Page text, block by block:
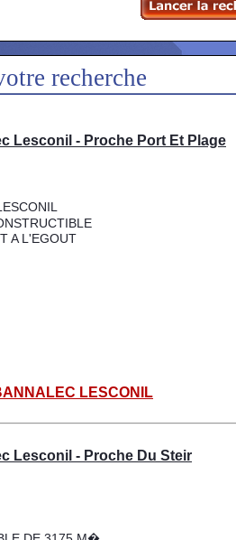
recherche
Lesconil - Proche Port Et Plage
A L'EGOUT
LESCONIL
Lesconil - Proche Du Steir